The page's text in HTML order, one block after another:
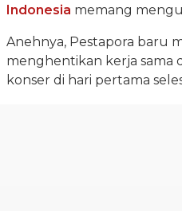
Indonesia memang
Anehnya, Pestapora baru
menghentikan kerja sama
konser di hari pertama